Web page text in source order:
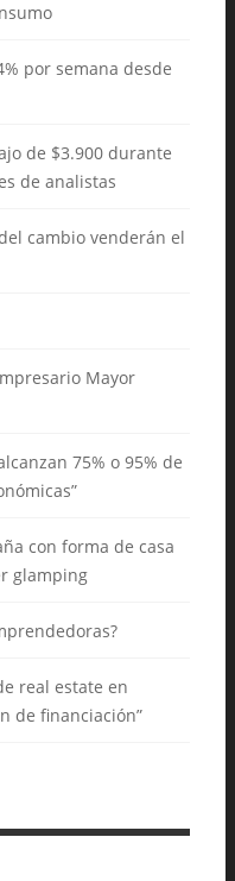
por semana desde
de $3.900 durante
de analistas
cambio venderán el
Mayor
75% o 95% de
con forma de casa
glamping
real estate en
de financiación”